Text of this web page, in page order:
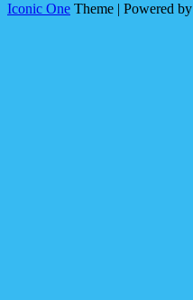
Iconic One Theme | Powered by